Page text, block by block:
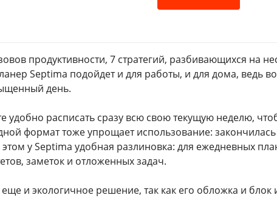
продуктивности, 7 стратегий, разбивающихся на
Septima подойдет и для работы, и для дома, ведь
день.
удобно расписать сразу всю свою текущую неделю,
формат тоже упрощает использование:
у Septima удобная разлиновка: для ежедневных
заметок и отложенных задач.
и экологичное решение, так как его обложка и блок